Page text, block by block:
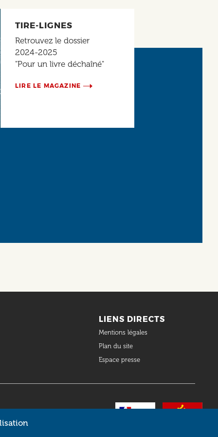
TIRE-LIGNES
Retrouvez le dossier
2024-2025
"Pour un livre déchaîné"
LIRE LE MAGAZINE
LIENS DIRECTS
Mentions légales
Plan du site
Espace presse